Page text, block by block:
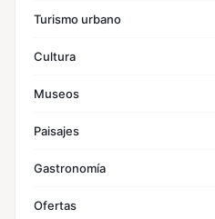
Turismo urbano
Cultura
Museos
Paisajes
Gastronomía
Ofertas